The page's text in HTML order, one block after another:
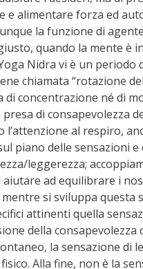
e alimentare forza ed
la funzione di
quando la mente è
Nidra vi è un periodo
chiamata “rotazione
concentrazione né di
di consapevolezza
al respiro,
piano delle sensazioni
leggerezza;
ad equilibrare i
si sviluppa
attinenti quella
della
la sensazione di
Alla fine, non è la